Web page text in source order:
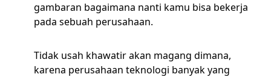
gambaran bagaimana nanti kamu bisa bekerja
pada sebuah perusahaan.
Tidak usah khawatir akan magang dimana,
karena perusahaan teknologi banyak yang